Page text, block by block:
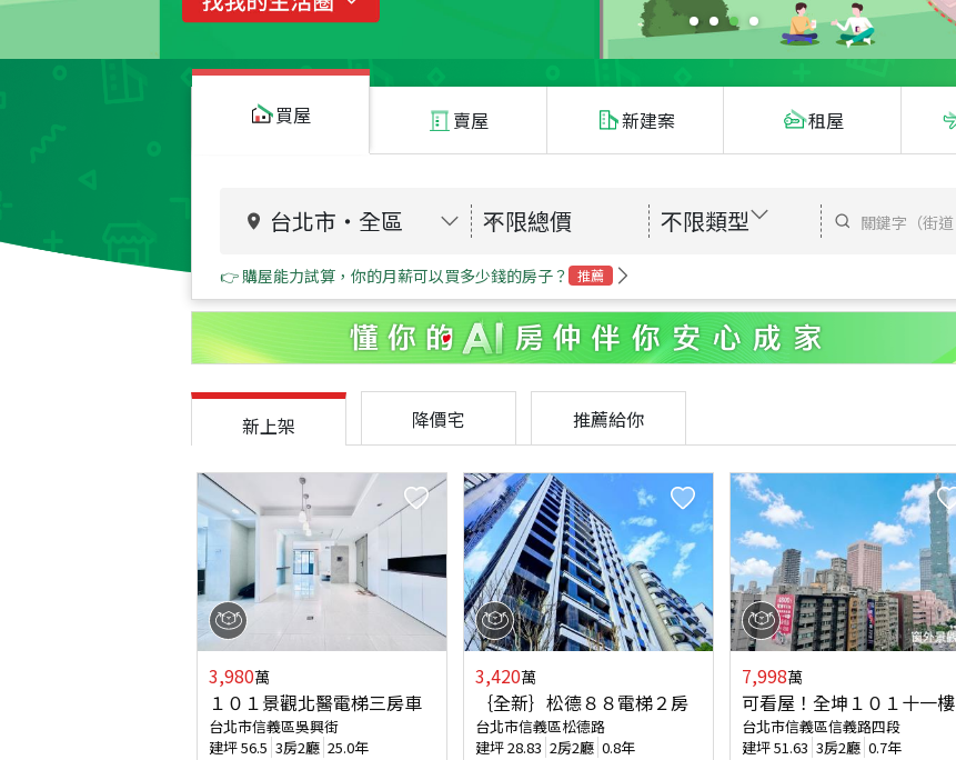
買屋 賣屋 新建案 租屋
台北市 ・ 全區 不限總價 不限類型
👉 購屋能力試算，你的月薪可以買多少錢的房子？ 推薦
新上架 降價宅 推薦給你
3,980萬
１０１景觀北醫電梯三房車
台北市信義區吳興街
建坪56.5 3房2廳 25.0年
3,420萬
｛全新｝松德８８電梯２房
台北市信義區松德路
建坪28.83 2房2廳 0.8年
7,998萬
可看屋！全坤１０１十一樓
台北市信義區信義路四段
建坪51.63 3房2廳 0.7年